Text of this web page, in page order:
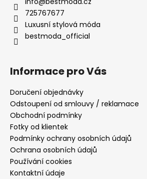
725767677
Luxusní stylová móda
bestmoda_official
Informace pro Vás
Doručení objednávky
Odstoupení od smlouvy / reklamace
Obchodní podmínky
Fotky od klientek
Podmínky ochrany osobních údajů
Ochrana osobních údajů
Používání cookies
Kontaktní údaje